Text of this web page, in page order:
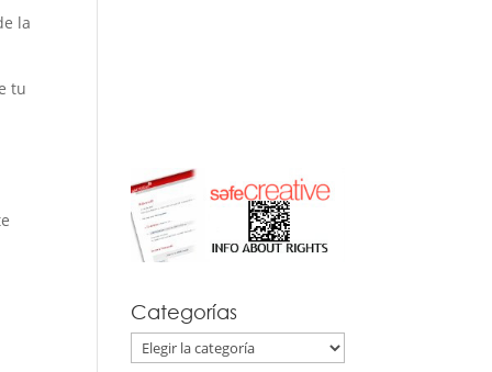
la
tu
Categorías
Categorías